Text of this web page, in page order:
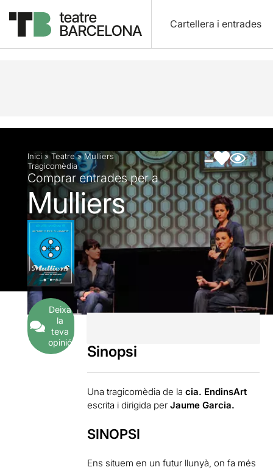
Cartellera i entrades
Descripció Fitxa artística Fotos i vídeos
Inici »Teatre»Mulliers
Tragicomèdia
Comprar entrades per a
Mulliers
Deixa
la
teva
opinió
Sinopsi
Una tragicomèdia de lacia. EndinsArt
escrita i dirigida perJaume Garcia.
SINOPSI
Ens situem en un futur llunyà, on fa més